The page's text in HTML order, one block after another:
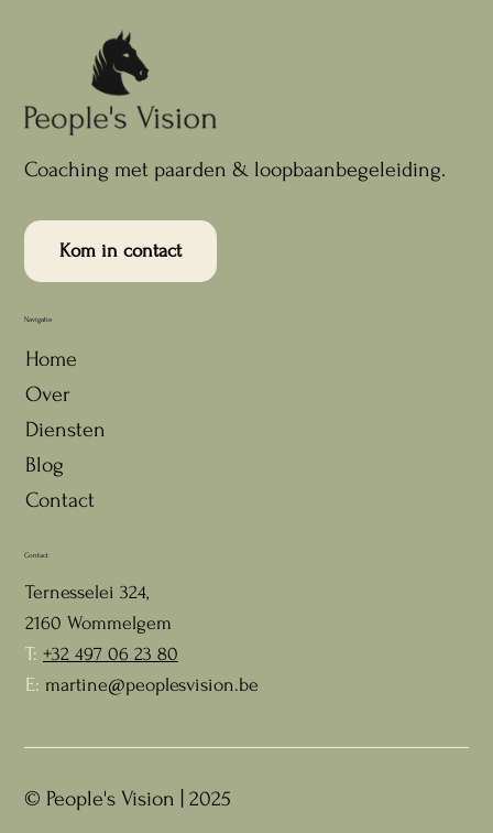
Coaching met paarden & loopbaanbegeleiding.
Kom in contact
Navigatie
Home
Over
Diensten
Blog
Contact
Contact
Ternesselei 324,
2160 Wommelgem
T: +32 497 06 23 80
E: martine@peoplesvision.be
© People's Vision | 2025